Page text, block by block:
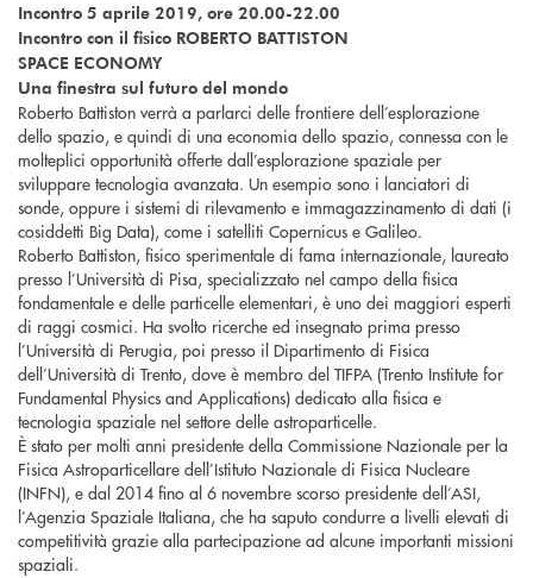
Incontro 5 aprile 2019, ore 20.00-22.00
Incontro con il fisico ROBERTO BATTISTON
SPACE ECONOMY
Una finestra sul futuro del mondo
Roberto Battiston verrà a parlarci delle frontiere dell’esplorazione
dello spazio, e quindi di una economia dello spazio, connessa con le
molteplici opportunità offerte dall’esplorazione spaziale per
sviluppare tecnologia avanzata. Un esempio sono i lanciatori di
sonde, oppure i sistemi di rilevamento e immagazzinamento di dati (i
cosiddetti Big Data), come i satelliti Copernicus e Galileo.
Roberto Battiston, fisico sperimentale di fama internazionale, laureato
presso l’Università di Pisa, specializzato nel campo della fisica
fondamentale e delle particelle elementari, è uno dei maggiori esperti
di raggi cosmici. Ha svolto ricerche ed insegnato prima presso
l’Università di Perugia, poi presso il Dipartimento di Fisica
dell’Università di Trento, dove è membro del TIFPA (Trento Institute for
Fundamental Physics and Applications) dedicato alla fisica e
tecnologia spaziale nel settore delle astroparticelle.
È stato per molti anni presidente della Commissione Nazionale per la
Fisica Astroparticellare dell’Istituto Nazionale di Fisica Nucleare
(INFN), e dal 2014 fino al 6 novembre scorso presidente dell’ASI,
l’Agenzia Spaziale Italiana, che ha saputo condurre a livelli elevati di
competitività grazie alla partecipazione ad alcune importanti missioni
spaziali.